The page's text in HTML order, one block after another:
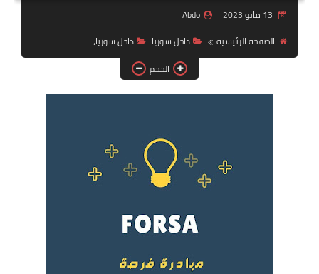
فرص عمل في تركيا
فرص عمل في العراق
فرص عمل في السودان
دورات تدريبية
Abdo
الصفحة الرئيسية
داخل سوريا
داخل سوريا،
الحجم